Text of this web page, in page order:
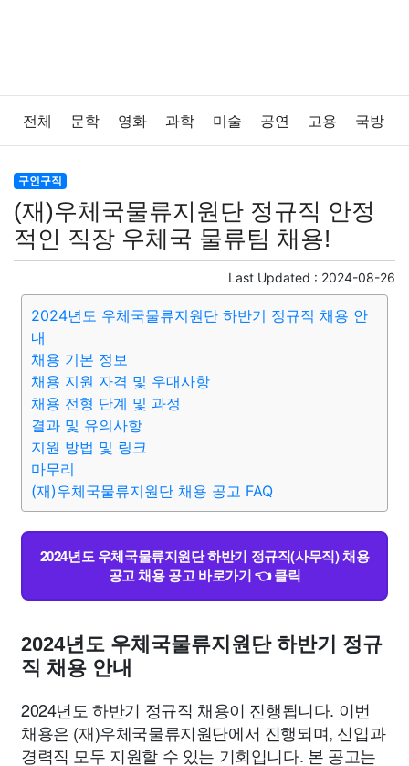
전체 문학 영화 과학 미술 공연 고용 국방
법률
보건 질병 가요 방송 일상 주식 암호화폐
반려동물 패션 미용
증권 인테리어 요리 상품리뷰 원예 금융
게임 스포츠 사진 대출
맛집 IT 컴퓨터
의료 의학
구인구직
(재)우체국물류지원단 정규직 안정
적인 직장 우체국 물류팀 채용!
Last Updated : 2024-08-26
2024년도 우체국물류지원단 하반기 정규직 채용 안
내
채용 기본 정보
채용 지원 자격 및 우대사항
채용 전형 단계 및 과정
결과 및 유의사항
지원 방법 및 링크
마무리
(재)우체국물류지원단 채용 공고 FAQ
2024년도 우체국물류지원단 하반기 정규직(사무직) 채용
공고 채용 공고 바로가기 👈 클릭
2024년도 우체국물류지원단 하반기 정규
직 채용 안내
2024년도 하반기 정규직 채용이 진행됩니다. 이번
채용은 (재)우체국물류지원단에서 진행되며, 신입과
경력직 모두 지원할 수 있는 기회입니다. 본 공고는